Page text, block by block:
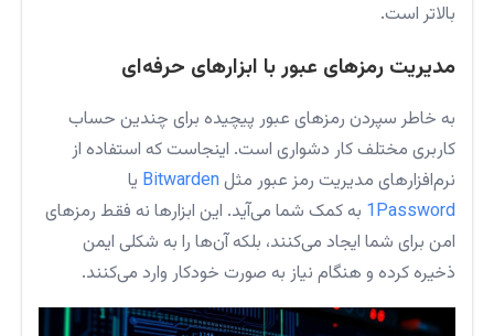
بالاتر است.
مدیریت رمزهای عبور با ابزارهای حرفه‌ای
به خاطر سپردن رمزهای عبور پیچیده برای چندین حساب
کاربری مختلف کار دشواری است. اینجاست که استفاده از
نرم‌افزارهای مدیریت رمز عبور مثلBitwarden یا
1Password به کمک شما می‌آید. این ابزارها نه فقط رمزهای
امن برای شما ایجاد می‌کنند، بلکه آن‌ها را به شکلی ایمن
ذخیره کرده و هنگام نیاز به صورت خودکار وارد می‌کنند.